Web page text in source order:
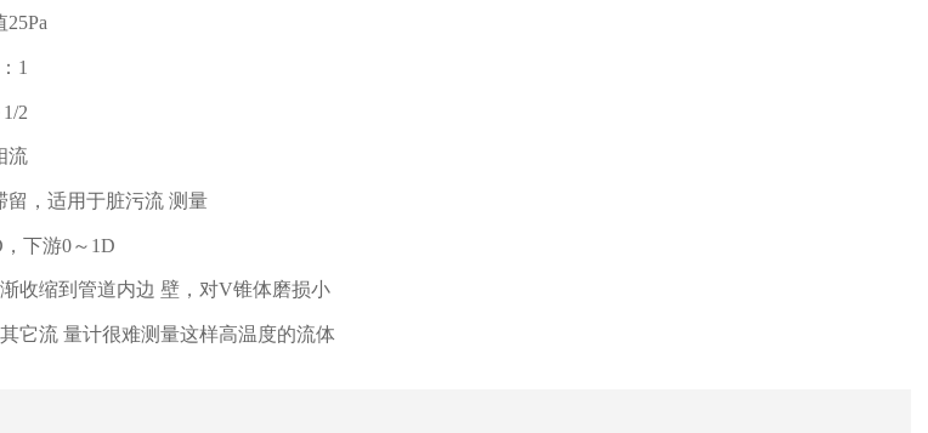
1
2
流
，适用于脏污流 测量
下游0～1D
收缩到管道内边 壁，对V锥体磨损小
它流 量计很难测量这样高温度的流体